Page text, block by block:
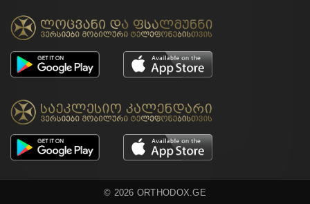
© 2026 ORTHODOX.GE